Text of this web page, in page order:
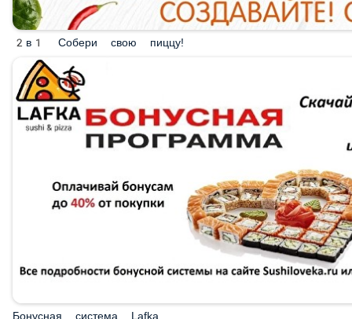
2в1 Собери свою пиццу!
Бонусная система Lafka